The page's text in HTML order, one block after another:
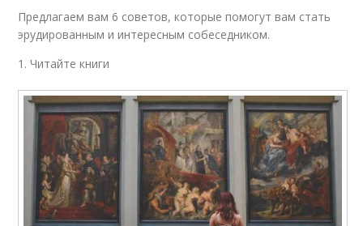
Предлагаем вам 6 советов, которые помогут вам стать
эрудированным и интересным собеседником.
1. Читайте книги